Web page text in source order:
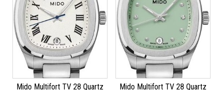
Mido Multifort TV 28 Quartz
Mido Multifort TV 28 Quartz